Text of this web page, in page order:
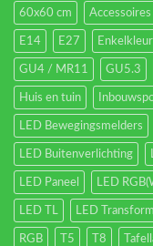
60x60 cm Accessoires
E14 E27
GU4 / MR11 GU5.3
Huis en tuin
LED Bewegingsmelders
LED Buitenverlichting
LED Paneel LED
LED TL LED
RGB T5 T8